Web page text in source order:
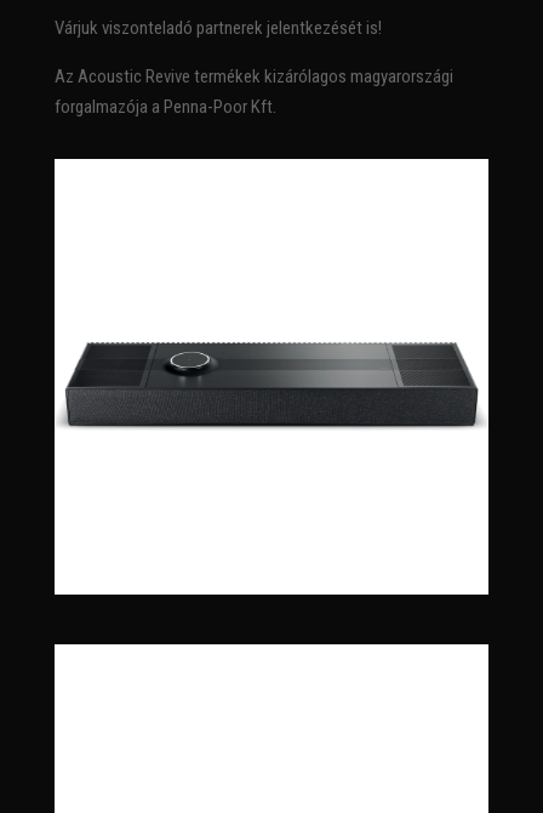
Várjuk viszonteladó partnerek jelentkezését is!
Az Acoustic Revive termékek kizárólagos magyarországi
forgalmazója a Penna-Poor Kft.